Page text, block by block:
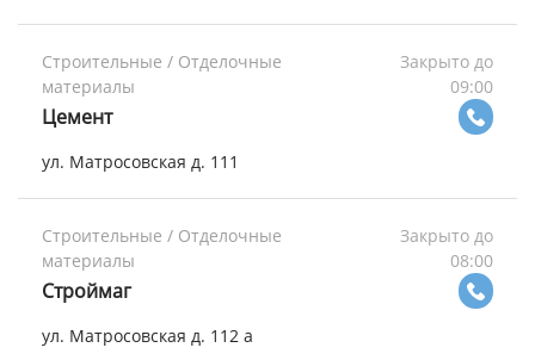
Строительные / Отделочные
материалы
Закрыто до
09:00
Цемент
ул. Матросовская д. 111
Строительные / Отделочные
материалы
Закрыто до
08:00
Строймаг
ул. Матросовская д. 112 а